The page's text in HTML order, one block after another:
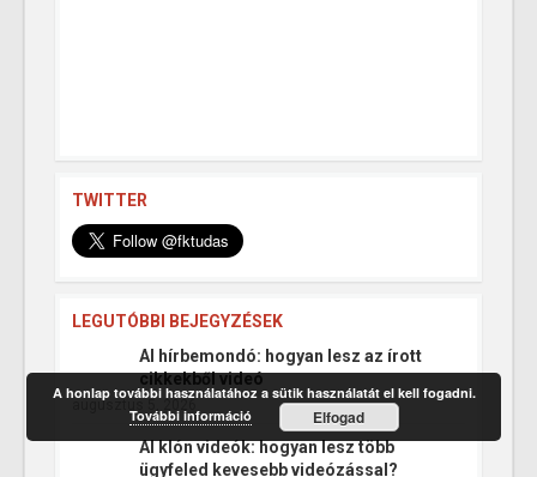
TWITTER
LEGUTÓBBI BEJEGYZÉSEK
AI hírbemondó: hogyan lesz az írott
cikkekből videó
augusztus 5, 2026
AI klón videók: hogyan lesz több
ügyfeled kevesebb videózással?
A honlap további használatához a sütik használatát el kell fogadni.
További információ
Elfogad